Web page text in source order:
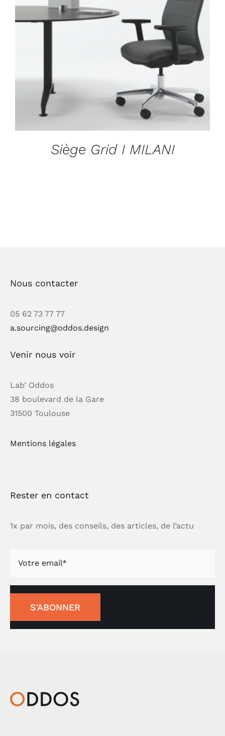
DÉTAILS
Siège Grid I MILANI
Nous contacter
05 62 73 77 77
a.sourcing@oddos.design
Venir nous voir
Lab’ Oddos
38 boulevard de la Gare
31500 Toulouse
Mentions légales
Rester en contact
1x par mois, des conseils, des articles, de l’actu
S'ABONNER